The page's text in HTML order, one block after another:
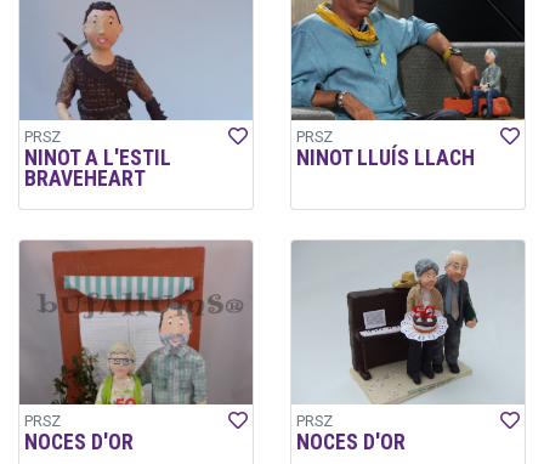
PRSZ
NINOT A L'ESTIL
BRAVEHEART
PRSZ
NINOT LLUÍS LLACH
PRSZ
NOCES D'OR
PRSZ
NOCES D'OR